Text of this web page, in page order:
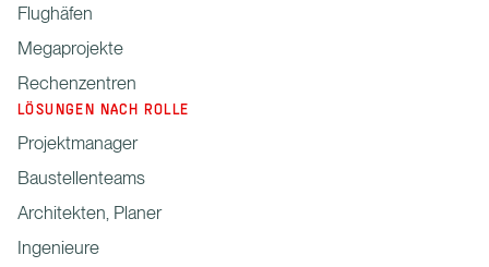
Flughäfen
Megaprojekte
Rechenzentren
LÖSUNGEN NACH ROLLE
Projektmanager
Baustellenteams
Architekten, Planer
Ingenieure